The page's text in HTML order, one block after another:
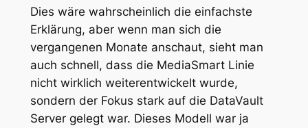
Dies wäre wahrscheinlich die einfachste
Erklärung, aber wenn man sich die
vergangenen Monate anschaut, sieht man
auch schnell, dass die MediaSmart Linie
nicht wirklich weiterentwickelt wurde,
sondern der Fokus stark auf die DataVault
Server gelegt war. Dieses Modell war ja